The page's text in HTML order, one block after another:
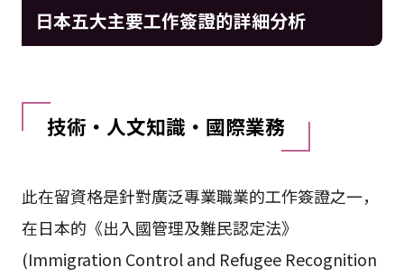
日本五大主要工作簽證的詳細分析
技術・人文知識・國際業務
此在留資格是針對廣泛專業職業的工作簽證之一，
在日本的《出入國管理及難民認定法》
(Immigration Control and Refugee Recognition